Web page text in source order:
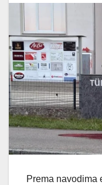
Prema navodima